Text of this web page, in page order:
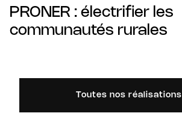
PRONER : électrifier les
communautés rurales
Toutes nos réalisations